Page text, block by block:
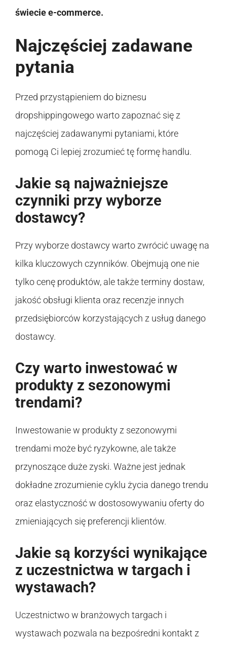
świecie e-commerce.
Najczęściej zadawane
pytania
Przed przystąpieniem do biznesu
dropshippingowego warto zapoznać się z
najczęściej zadawanymi pytaniami, które
pomogą Ci lepiej zrozumieć tę formę handlu.
Jakie są najważniejsze
czynniki przy wyborze
dostawcy?
Przy wyborze dostawcy warto zwrócić uwagę na
kilka kluczowych czynników. Obejmują one nie
tylko cenę produktów, ale także terminy dostaw,
jakość obsługi klienta oraz recenzje innych
przedsiębiorców korzystających z usług danego
dostawcy.
Czy warto inwestować w
produkty z sezonowymi
trendami?
Inwestowanie w produkty z sezonowymi
trendami może być ryzykowne, ale także
przynoszące duże zyski. Ważne jest jednak
dokładne zrozumienie cyklu życia danego trendu
oraz elastyczność w dostosowywaniu oferty do
zmieniających się preferencji klientów.
Jakie są korzyści wynikające
z uczestnictwa w targach i
wystawach?
Uczestnictwo w branżowych targach i
wystawach pozwala na bezpośredni kontakt z